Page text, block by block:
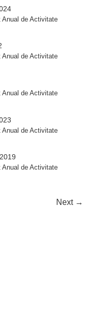
Anual de Activitate
Anual de Activitate
Anual de Activitate
Anual de Activitate
Anual de Activitate
Next →